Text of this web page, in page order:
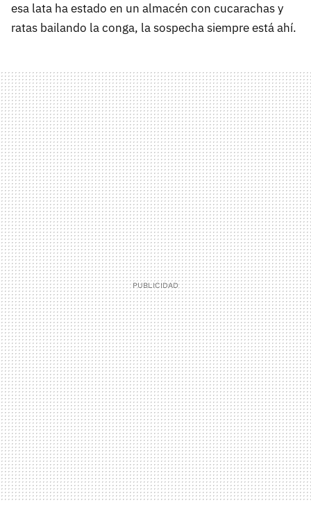
esa lata ha estado en un almacén con cucarachas y
ratas bailando la conga, la sospecha siempre está ahí.